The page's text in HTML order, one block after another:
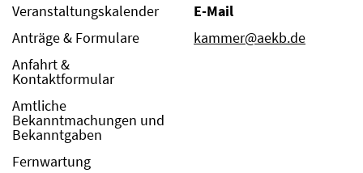
Veranstaltungskalender
Anträge & Formulare
Anfahrt &
Kontaktformular
Amtliche
Bekanntmachungen und
Bekanntgaben
Fernwartung
E-Mail
kammer@aekb.de